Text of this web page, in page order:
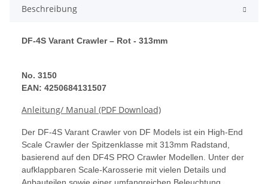
Beschreibung
DF-4S Varant Crawler – Rot - 313mm
No. 3150
EAN: 4250684131507
Anleitung/ Manual (PDF Download)
Der DF-4S Varant Crawler von DF Models ist ein High-End
Scale Crawler der Spitzenklasse mit 313mm Radstand,
basierend auf den DF4S PRO Crawler Modellen. Unter der
aufklappbaren Scale-Karosserie mit vielen Details und